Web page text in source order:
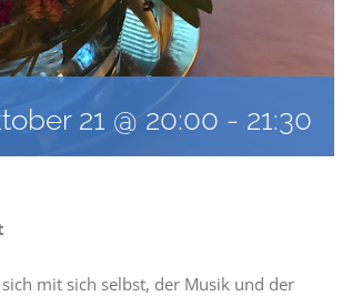
21 @ 20:00 - 21:30
mit sich selbst, der Musik und der